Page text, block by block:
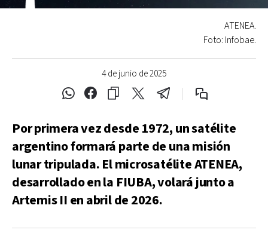
4 de junio de 2025
ATENEA.
Foto: Infobae.
Por primera vez desde 1972, un satélite
argentino formará parte de una misión
lunar tripulada. El microsatélite ATENEA,
desarrollado en la FIUBA, volará junto a
Artemis II en abril de 2026.